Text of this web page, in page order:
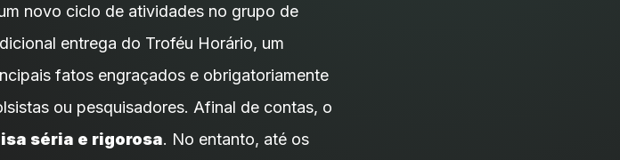
novo ciclo de atividades no grupo de
entrega do Troféu Horário, um
fatos engraçados e obrigatoriamente
ou pesquisadores. Afinal de contas, o
séria e rigorosa. No entanto, até os